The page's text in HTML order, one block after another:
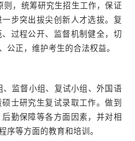
则，统筹研究生招生工作，保证
步突出拔尖创新人才选拔。复
过程公开、监督机制健全，切
公正，维护考生的合法权益。
监督小组、复试小组、外国语
士研究生复试录取工作。做到
勤保障等各方面因素，并对相
序等方面的教育和培训。